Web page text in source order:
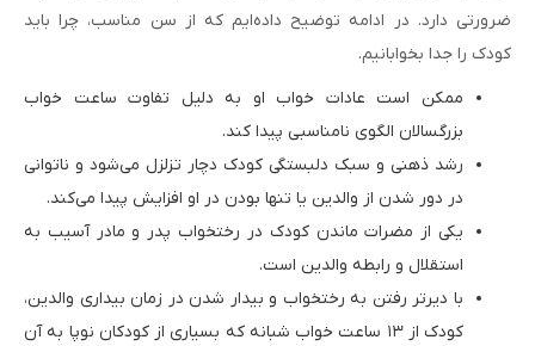
ضرورتی دارد. در ادامه توضیح داده‌ایم که از سن مناسب، چرا باید
کودک را جدا بخوابانیم.
ممکن است عادات خواب او به دلیل تفاوت ساعت خواب
بزرگسالان الگوی نامناسبی پیدا کند.
رشد ذهنی و سبک دلبستگی کودک دچار تزلزل می‌شود و ناتوانی
در دور شدن از والدین یا تنها بودن در او افزایش پیدا می‌کند.
یکی از مضرات ماندن کودک در رختخواب پدر و مادر آسیب به
استقلال و رابطه والدین است.
با دیرتر رفتن به رختخواب و بیدار شدن در زمان بیداری والدین،
کودک از ۱۳ ساعت خواب شبانه که بسیاری از کودکان نوپا به آن